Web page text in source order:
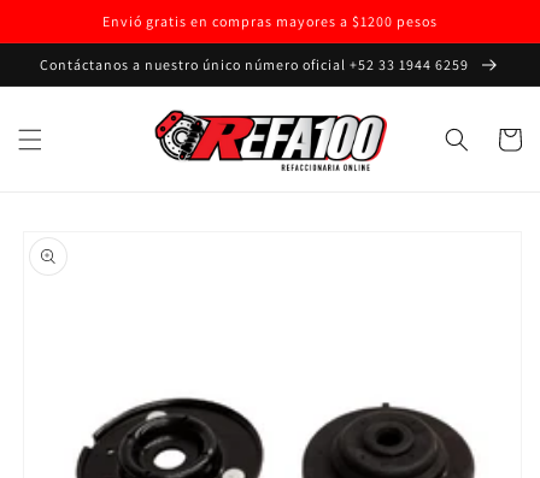
directamente
al contenido
Envió gratis en compras mayores a $1200 pesos
Contáctanos a nuestro único número oficial +52 33 1944 6259
Carrito
a la
información